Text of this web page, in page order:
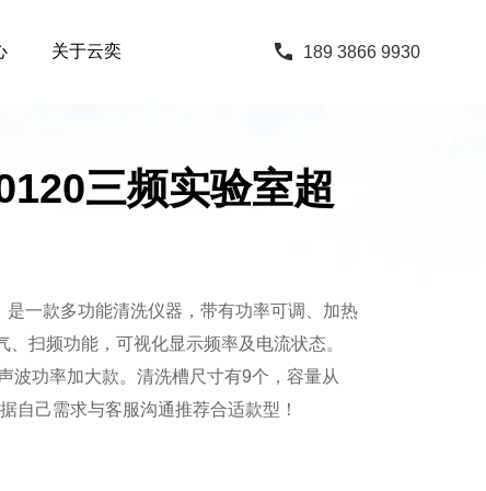
关于云奕 189 3866 9930
三频实验室超
一款多功能清洗仪器，带有功率可调、加热
扫频功能，可视化显示频率及电流状态。
波功率加大款。清洗槽尺寸有9个，容量从
自己需求与客服沟通推荐合适款型！